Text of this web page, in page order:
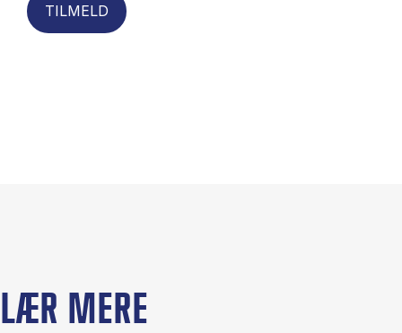
TILMELD
LÆR MERE